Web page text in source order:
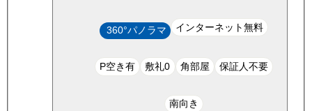
360°パノラマ インターネット無料
P空き有 敷礼0 角部屋 保証人不要
南向き